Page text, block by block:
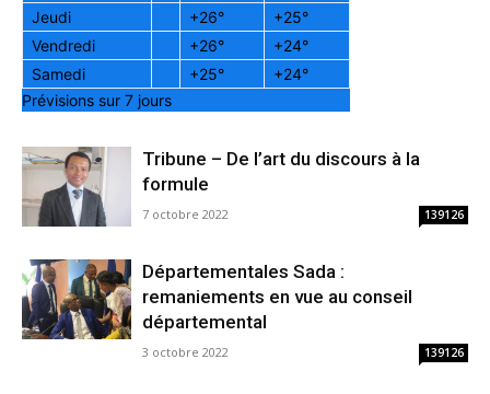
Jeudi
+26° +25°
Vendredi
+26° +24°
Samedi
+25° +24°
Prévisions sur 7 jours
Tribune – De l’art du discours à la
formule
7 octobre 2022 139126
Départementales Sada :
remaniements en vue au conseil
départemental
3 octobre 2022 139126